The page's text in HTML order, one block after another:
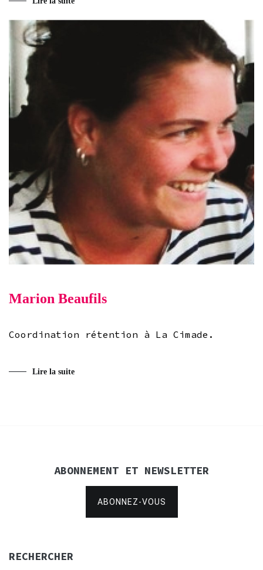
Marion Beaufils
Coordination rétention à La Cimade.
Lire la suite
ABONNEMENT ET NEWSLETTER
ABONNEZ-VOUS
RECHERCHER